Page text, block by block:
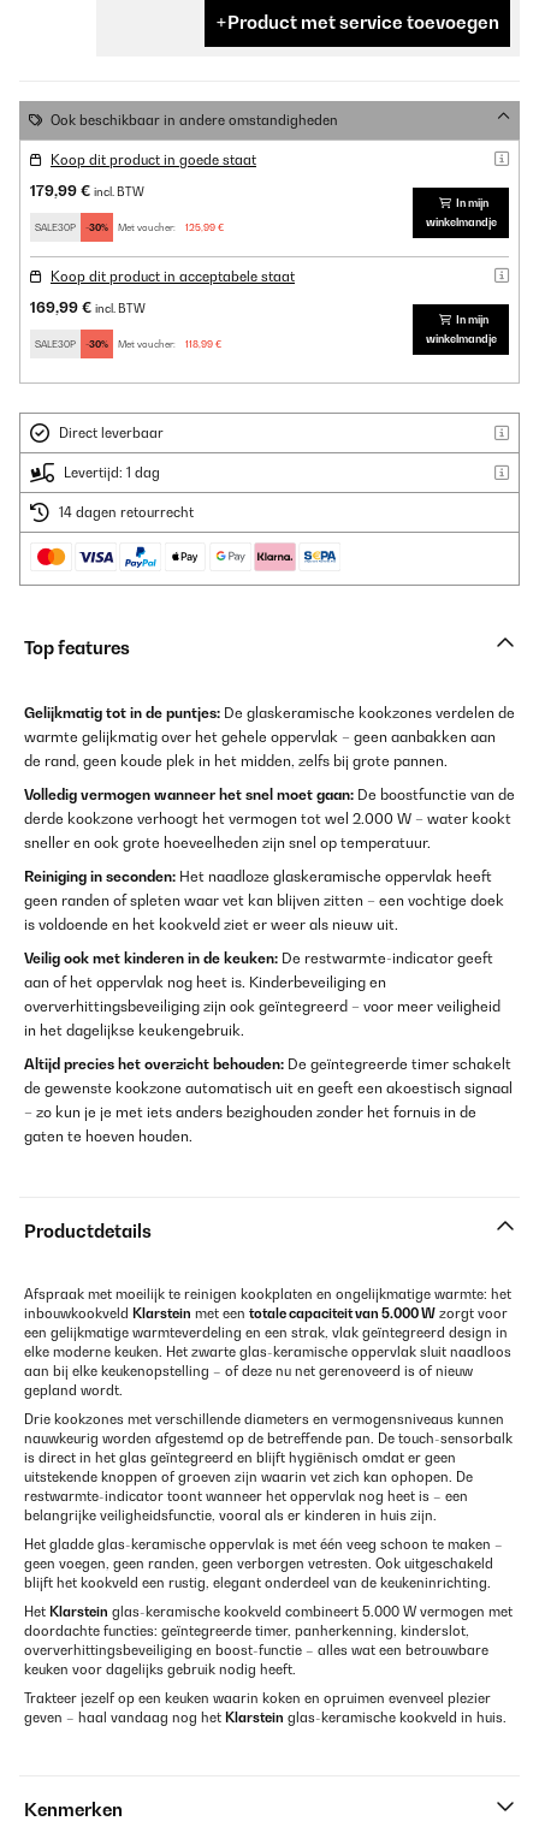
Product met service toevoegen
Ook beschikbaar in andere omstandigheden
Koop dit product in goede staat
179,99 € incl. BTW
SALE30P -30% Met voucher: 125,99 €
In mijn
winkelmandje
Koop dit product in acceptabele staat
169,99 € incl. BTW
SALE30P -30% Met voucher: 118,99 €
In mijn
winkelmandje
Direct leverbaar
Levertijd: 1 dag
14 dagen retourrecht
Top features
Gelijkmatig tot in de puntjes: De glaskeramische kookzones verdelen de
warmte gelijkmatig over het gehele oppervlak – geen aanbakken aan
de rand, geen koude plek in het midden, zelfs bij grote pannen.
Volledig vermogen wanneer het snel moet gaan: De boostfunctie van de
derde kookzone verhoogt het vermogen tot wel 2.000 W – water kookt
sneller en ook grote hoeveelheden zijn snel op temperatuur.
Reiniging in seconden: Het naadloze glaskeramische oppervlak heeft
geen randen of spleten waar vet kan blijven zitten – een vochtige doek
is voldoende en het kookveld ziet er weer als nieuw uit.
Veilig ook met kinderen in de keuken: De restwarmte-indicator geeft
aan of het oppervlak nog heet is. Kinderbeveiliging en
oververhittingsbeveiliging zijn ook geïntegreerd – voor meer veiligheid
in het dagelijkse keukengebruik.
Altijd precies het overzicht behouden: De geïntegreerde timer schakelt
de gewenste kookzone automatisch uit en geeft een akoestisch signaal
– zo kun je je met iets anders bezighouden zonder het fornuis in de
gaten te hoeven houden.
Productdetails
Afspraak met moeilijk te reinigen kookplaten en ongelijkmatige warmte: het
inbouwkookveld Klarstein met een totale capaciteit van 5.000 W zorgt voor
een gelijkmatige warmteverdeling en een strak, vlak geïntegreerd design in
elke moderne keuken. Het zwarte glas-keramische oppervlak sluit naadloos
aan bij elke keukenopstelling – of deze nu net gerenoveerd is of nieuw
gepland wordt.
Drie kookzones met verschillende diameters en vermogensniveaus kunnen
nauwkeurig worden afgestemd op de betreffende pan. De touch-sensorbalk
is direct in het glas geïntegreerd en blijft hygiënisch omdat er geen
uitstekende knoppen of groeven zijn waarin vet zich kan ophopen. De
restwarmte-indicator toont wanneer het oppervlak nog heet is – een
belangrijke veiligheidsfunctie, vooral als er kinderen in huis zijn.
Het gladde glas-keramische oppervlak is met één veeg schoon te maken –
geen voegen, geen randen, geen verborgen vetresten. Ook uitgeschakeld
blijft het kookveld een rustig, elegant onderdeel van de keukeninrichting.
Het Klarstein glas-keramische kookveld combineert 5.000 W vermogen met
doordachte functies: geïntegreerde timer, panherkenning, kinderslot,
oververhittingsbeveiliging en boost-functie – alles wat een betrouwbare
keuken voor dagelijks gebruik nodig heeft.
Trakteer jezelf op een keuken waarin koken en opruimen evenveel plezier
geven – haal vandaag nog het Klarstein glas-keramische kookveld in huis.
Kenmerken